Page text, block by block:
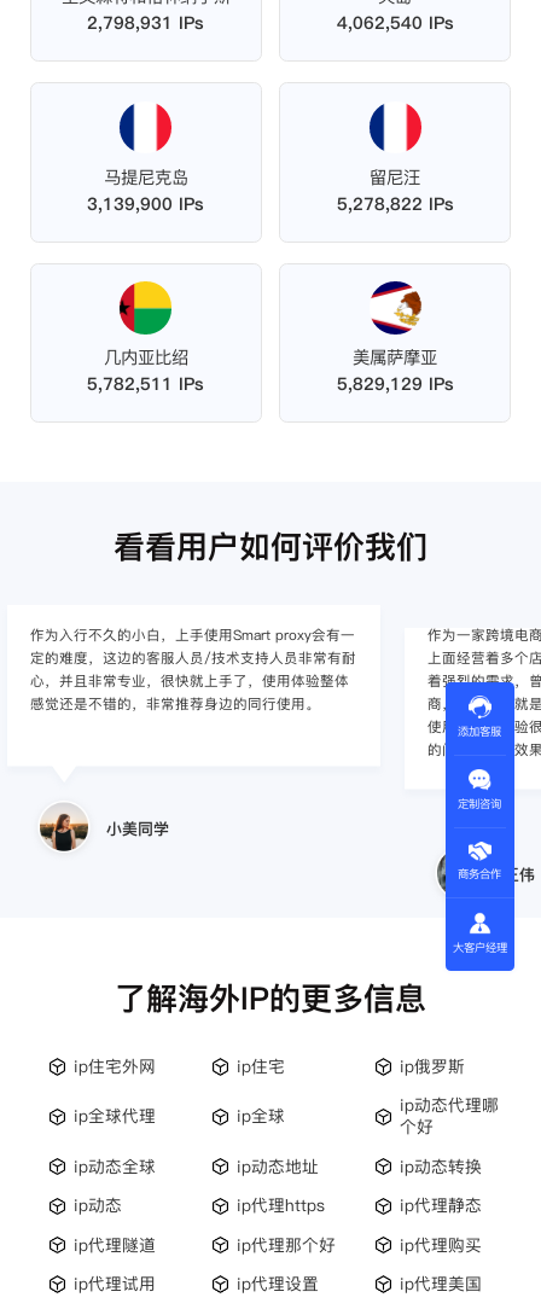
2,798,931 IPs
4,062,540 IPs
马提尼克岛
3,139,900 IPs
留尼汪
5,278,822 IPs
几内亚比绍
5,782,511 IPs
美属萨摩亚
5,829,129 IPs
看看用户如何评价我们
作为入行不久的小白，上手使用Smart proxy会有一
定的难度，这边的客服人员/技术支持人员非常有耐
心，并且非常专业，很快就上手了，使用体验整体
感觉还是不错的，非常推荐身边的同行使用。
小美同学
作为一家跨境电
上面经营着多个
着强烈的需求，
商，不是断网就
使用效果，体验
的问题，使用效
王伟
了解海外IP的更多信息
ip住宅外网 ip住宅 ip俄罗斯
ip全球代理 ip全球
ip动态代理哪
个好
ip动态全球
ip动态地址
ip动态转换
ip动态
ip代理https
ip代理静态
ip代理隧道
ip代理那个好
ip代理购买
ip代理试用
ip代理设置
ip代理美国
添加客服
定制咨询
商务合作
大客户经理